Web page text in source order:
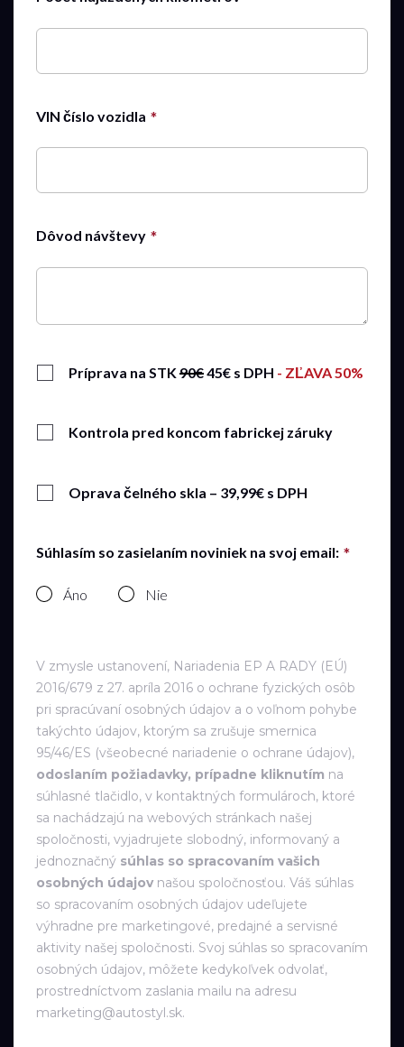
13:30
14:15
15:00
VIN číslo vozidla
Dôvod návštevy
Príprava na STK90€45€ s DPH - ZĽAVA 50%
Kontrola pred koncom fabrickej záruky
Oprava čelného skla – 39,99€ s DPH
Súhlasím so zasielaním noviniek na svoj email:
Áno Nie
V zmysle ustanovení, Nariadenia EP A RADY (EÚ)
2016/679 z 27. apríla 2016 o ochrane fyzických osôb
pri spracúvaní osobných údajov a o voľnom pohybe
takýchto údajov, ktorým sa zrušuje smernica
95/46/ES (všeobecné nariadenie o ochrane údajov),
odoslaním požiadavky, prípadne kliknutím na
súhlasné tlačidlo, v kontaktných formulároch, ktoré
sa nachádzajú na webových stránkach našej
spoločnosti, vyjadrujete slobodný, informovaný a
jednoznačný súhlas so spracovaním vašich
osobných údajovnašou spoločnosťou. Váš súhlas
so spracovaním osobných údajov udeľujete
výhradne pre marketingové, predajné a servisné
aktivity našej spoločnosti. Svoj súhlas so spracovaním
osobných údajov, môžete kedykoľvek odvolať,
prostredníctvom zaslania mailu na adresu
marketing@autostyl.sk.